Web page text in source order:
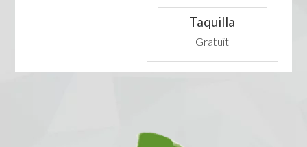
Taquilla
Gratuït